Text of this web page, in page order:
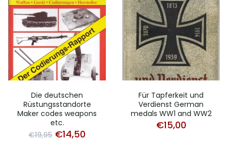
Die deutschen
Rüstungsstandorte
Maker codes weapons
etc.
€19,95 Original
€14,50
Für Tapferkeit und
Verdienst German
medals WW1 and WW2
€15,00